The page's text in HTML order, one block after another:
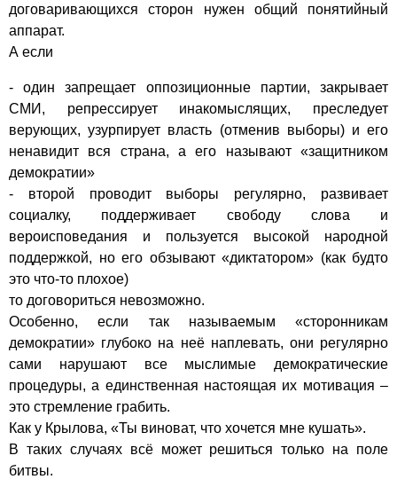
договаривающихся сторон нужен общий понятийный
аппарат.
А если
- один запрещает оппозиционные партии, закрывает
СМИ, репрессирует инакомыслящих, преследует
верующих, узурпирует власть (отменив выборы) и его
ненавидит вся страна, а его называют «защитником
демократии»
- второй проводит выборы регулярно, развивает
социалку, поддерживает свободу слова и
вероисповедания и пользуется высокой народной
поддержкой, но его обзывают «диктатором» (как будто
это что-то плохое)
то договориться невозможно.
Особенно, если так называемым «сторонникам
демократии» глубоко на неё наплевать, они регулярно
сами нарушают все мыслимые демократические
процедуры, а единственная настоящая их мотивация –
это стремление грабить.
Как у Крылова, «Ты виноват, что хочется мне кушать».
В таких случаях всё может решиться только на поле
битвы.